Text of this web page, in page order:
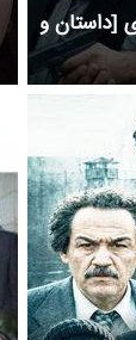
[داستان و